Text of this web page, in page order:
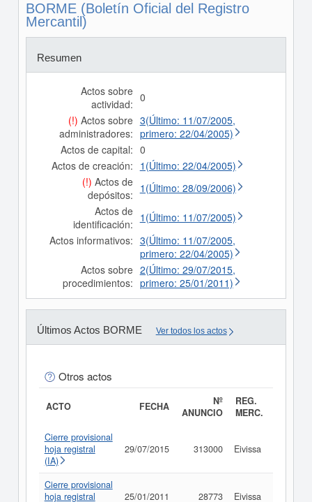
BORME (Boletín Oficial del Registro
Mercantil)
Resumen
Actos sobre
actividad: 0
(!) Actos sobre
administradores:
3(Último: 11/07/2005,
primero: 22/04/2005)
Actos de capital: 0
Actos de creación: 1(Último: 22/04/2005)
(!) Actos de
depósitos: 1(Último: 28/09/2006)
Actos de
identificación: 1(Último: 11/07/2005)
Actos informativos: 3(Último: 11/07/2005,
primero: 22/04/2005)
Actos sobre
procedimientos:
2(Último: 29/07/2015,
primero: 25/01/2011)
Últimos Actos BORME Ver todos los actos
Otros actos
ACTO FECHA
Nº
ANUNCIO
REG.
MERC.
Cierre provisional
hoja registral
(IA)
29/07/2015 313000 Eivissa
Cierre provisional
hoja registral
25/01/2011 28773 Eivissa